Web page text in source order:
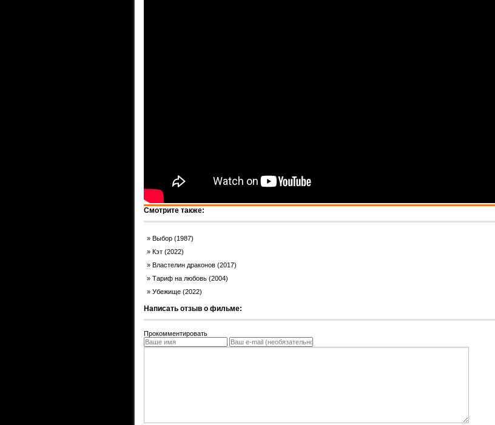
Смотрите также:
Выбор (1987)
Кэт (2022)
Властелин драконов (2017)
Тариф на любовь (2004)
Убежище (2022)
Написать отзыв о фильме:
Прокомментировать